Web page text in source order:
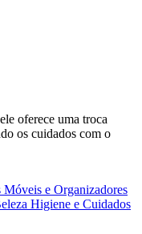
oferece uma troca
os cuidados com o
Móveis e Organizadores
Higiene e Cuidados